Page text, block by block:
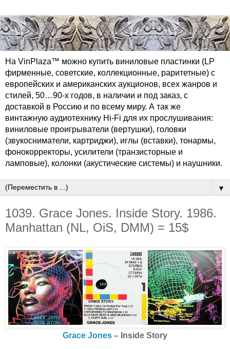
На VinPlaza™ можно купить виниловые пластинки (LP
фирменные, советские, коллекционные, раритетные) с
европейских и американских аукционов, всех жанров и
стилей, 50…90-х годов, в наличии и под заказ, с
доставкой в Россию и по всему миру. А так же
винтажную аудиотехнику Hi-Fi для их прослушивания:
виниловые проигрыватели (вертушки), головки
(звукосниматели, картриджи), иглы (вставки), тонармы,
фонокорректоры, усилители (транзисторные и
ламповые), колонки (акустические системы) и наушники.
▼
1039. Grace Jones. Inside Story. 1986.
Manhattan (NL, OiS, DMM) = 15$
Grace Jones ‎ – Inside Story